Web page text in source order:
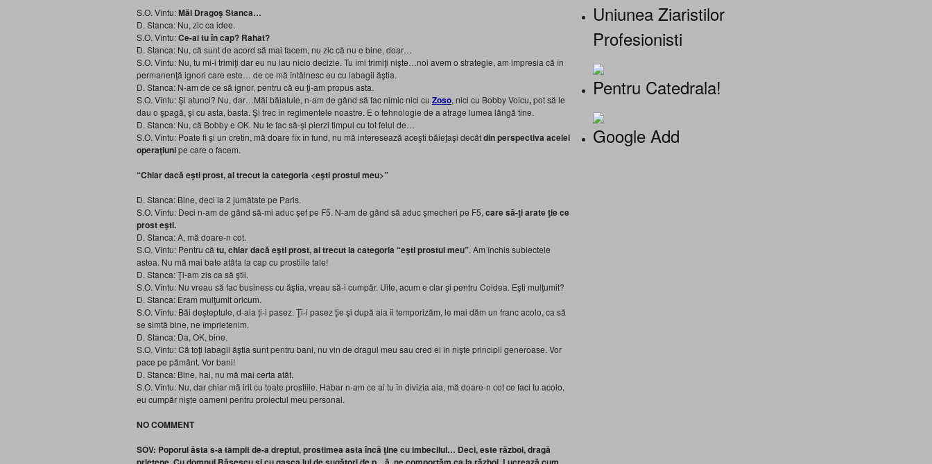
S.O. Vîntu:Măi Dragoş Stanca…
D. Stanca: Nu, zic ca idee.
S.O. Vîntu:Ce-ai tu în cap? Rahat?
D. Stanca: Nu, că sunt de acord să mai facem, nu zic că nu e bine, doar…
S.O. Vîntu: Nu, tu mi-i trimiţi dar eu nu iau nicio decizie. Tu îmi trimiţi nişte…noi avem o strategie, am impresia că în
permanenţă ignori care este… de ce mă întâlnesc eu cu labagii ăştia.
D. Stanca: N-am de ce să ignor, pentru că eu ţi-am propus asta.
S.O. Vîntu: Şi atunci? Nu, dar…Măi băiatule, n-am de gând să fac nimic nici cu Zoso, nici cu Bobby Voicu,pot să le
dau o şpagă, şi cu asta, basta. Şi trec în regimentele noastre. E o tehnologie de a atrage lumea lângă tine.
D. Stanca: Nu, că Bobby e OK. Nu te fac să-şi pierzi timpul cu tot felul de…
S.O. Vîntu: Poate fi şi un cretin, mă doare fix în fund, nu mă interesează aceşti băieţaşi decâtdin perspectiva acelei
operaţiunipe care o facem.
“Chiar dacă eşti prost, ai trecut la categoria <eşti prostul meu>”
D. Stanca: Bine, deci la 2 jumătate pe Paris.
S.O. Vîntu: Deci n-am de gând să-mi aduc şef pe F5. N-am de gând să aduc şmecheri pe F5, care să-ţi arate ţie ce
prost eşti.
D. Stanca: A, mă doare-n cot.
S.O. Vîntu: Pentru că tu, chiar dacă eşti prost, ai trecut la categoria “eşti prostul meu”. Am închis subiectele
astea. Nu mă mai bate atâta la cap cu prostiile tale!
D. Stanca: Ţi-am zis ca să ştii.
S.O. Vîntu: Nu vreau să fac business cu ăştia, vreau să-i cumpăr. Uite, acum e clar şi pentru Coldea. Eşti mulţumit?
D. Stanca: Eram mulţumit oricum.
S.O. Vîntu: Băi deşteptule, d-aia ţi-i pasez. Ţi-i pasez ţie şi după aia îi temporizăm, le mai dăm un franc acolo, ca să
se simtă bine, ne împrietenim.
D. Stanca: Da, OK, bine.
S.O. Vîntu: Că toţi labagii ăştia sunt pentru bani, nu vin de dragul meu sau cred ei în nişte principii generoase. Vor
pace pe pământ. Vor bani!
D. Stanca: Bine, hai, nu mă mai certa atât.
S.O. Vîntu: Nu, dar chiar mă irit cu toate prostiile. Habar n-am ce ai tu în divizia aia, mă doare-n cot ce faci tu acolo,
eu cumpăr nişte oameni pentru proiectul meu personal.
NO COMMENT
SOV: Poporul ăsta s-a tâmpit de-a dreptul, prostimea asta încă ţine cu imbecilul… Deci, este război, dragă
Uniunea Ziaristilor
Profesionisti
Pentru Catedrala!
Google Add